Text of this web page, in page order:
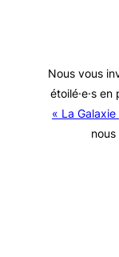
Nous vous
étoilé·e·s
« La